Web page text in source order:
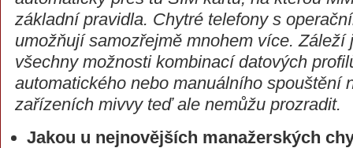
základní pravidla. Chytré telefony s
umožňují samozřejmě mnohem více. Záleží
všechny možnosti kombinací datových
automatického nebo manuálního spouštění
zařízeních mivvy teď ale nemůžu prozradit.
Jakou u nejnovějších manažerských